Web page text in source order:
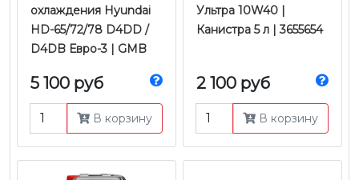
охлаждения Hyundai
HD-65/72/78 D4DD /
D4DB Евро-3 | GMB
5 100 руб
В корзину
Ультра 10W40 |
Канистра 5 л | 3655654
2 100 руб
В корзину